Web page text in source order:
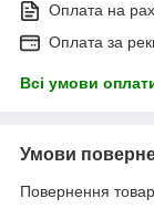
Оплата на
Оплата за
Всі умови
Умови
Повернення